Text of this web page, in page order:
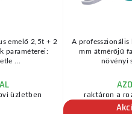
emelő 2,5t + 2
paraméterei:
...
üzletben
A
mm átmérőjű
növényi
raktáron a